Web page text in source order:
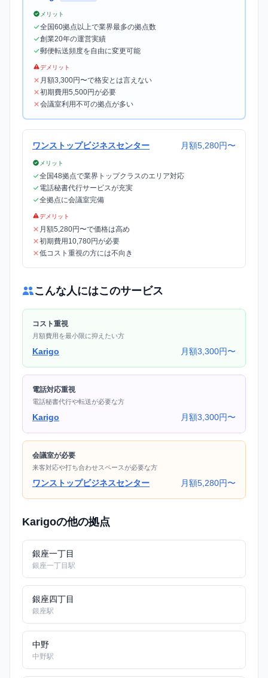
メリット
全国60拠点以上で業界最多の拠点数
創業20年の運営実績
郵便転送頻度を自由に変更可能
デメリット
月額3,300円〜で格安とは言えない
初期費用5,500円が必要
会議室利用不可の拠点が多い
ワンストップビジネスセンター 月額5,280円〜
メリット
全国48拠点で業界トップクラスのエリア対応
電話秘書代行サービスが充実
全拠点に会議室完備
デメリット
月額5,280円〜で価格は高め
初期費用10,780円が必要
低コスト重視の方には不向き
こんな人にはこのサービス
コスト重視
月額費用を最小限に抑えたい方
Karigo 月額3,300円〜
電話対応重視
電話秘書代行や転送が必要な方
Karigo 月額3,300円〜
会議室が必要
来客対応や打ち合わせスペースが必要な方
ワンストップビジネスセンター 月額5,280円〜
Karigoの他の拠点
銀座一丁目
銀座一丁目駅
銀座四丁目
銀座駅
中野
中野駅